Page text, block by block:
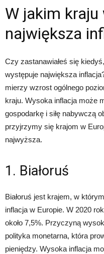
W jakim kraju
największa
Czy zastanawiałeś się
występuje największa
mierzy wzrost ogólnego
kraju. Wysoka inflacja może
gospodarkę i siłę nabywczą
przyjrzymy się krajom w
najwyższa.
1. Białoruś
Białoruś jest krajem, w
inflacja w Europie. W 2020
około 7,5%. Przyczyną
polityka monetarna, która
pieniędzy. Wysoka inflacja